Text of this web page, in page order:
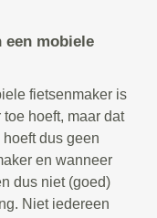
een mobiele
fietsenmaker is
hoeft, maar dat
dus geen
en wanneer
dus niet (goed)
Niet iedereen